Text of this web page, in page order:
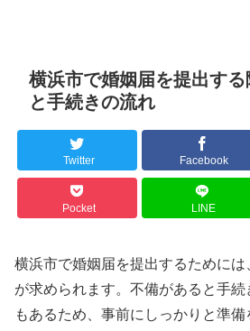
横浜市で婚姻届を提出す
と手続きの流れ
Twitter Facebook
Pocket LINE
横浜市で婚姻届を提出するために
が求められます。不備があると手続
もあるため、事前にしっかりと準